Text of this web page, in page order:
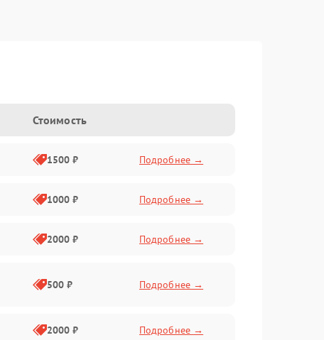
Стоимость
1500 ₽ Подробнее →
1000 ₽ Подробнее →
2000 ₽ Подробнее →
500 ₽ Подробнее →
2000 ₽ Подробнее →